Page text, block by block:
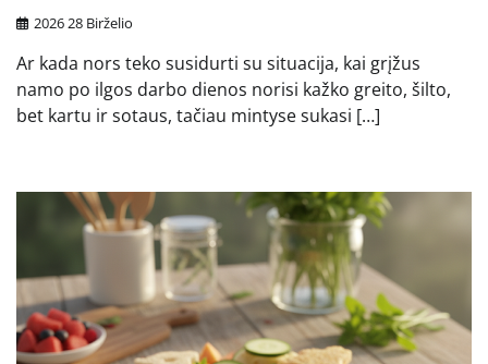
2026 28 Birželio
Ar kada nors teko susidurti su situacija, kai grįžus
namo po ilgos darbo dienos norisi kažko greito, šilto,
bet kartu ir sotaus, tačiau mintyse sukasi […]